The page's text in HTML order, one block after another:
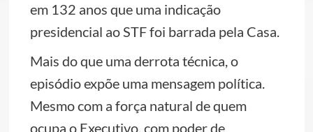
em 132 anos que uma indicação
presidencial ao STF foi barrada pela Casa.
Mais do que uma derrota técnica, o
episódio expõe uma mensagem política.
Mesmo com a força natural de quem
ocupa o Executivo, com poder de